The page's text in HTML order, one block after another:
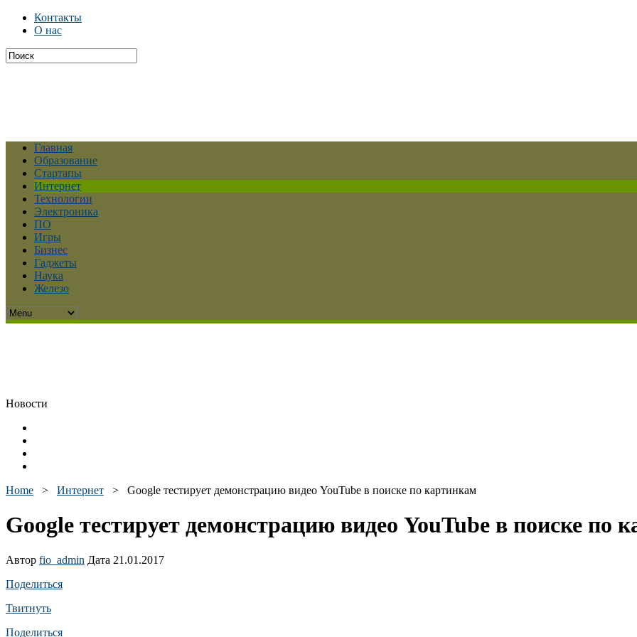
Контакты
О нас
Главная
Образование
Стартапы
Интернет
Технологии
Электроника
ПО
Игры
Бизнес
Гаджеты
Наука
Железо
Новости
Home > Интернет > Google тестирует демонстрацию видео YouTube в поиске по картинкам
Google тестирует демонстрацию видео YouTube в поиске по
Автор fio_admin Дата 21.01.2017
Поделиться
Твитнуть
Поделиться